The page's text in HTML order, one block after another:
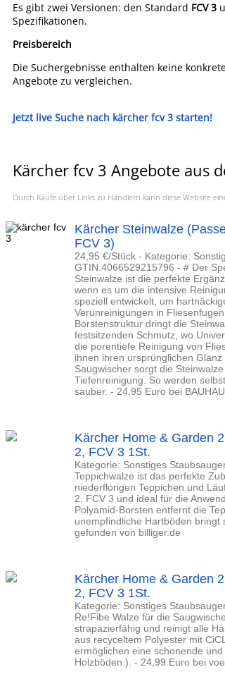
Es gibt zwei Versionen: den Standard FCV 3
Spezifikationen.
Preisbereich
Die Suchergebnisse enthalten keine
Angebote zu vergleichen.
Jetzt live Suche nach kärcher fcv 3 starten!
Kärcher fcv 3 Angebote aus
Durch Käufe über Links zu Händlern kann diese Website
Kärcher Steinwalze
FCV 3)
24,95 €/Stück - Kategorie:
GTIN:4066529215796 - # Der
Steinwalze ist die perfekte
wenn es um die intensive
speziell entwickelt, um
Verunreinigungen in
Borstenstruktur dringt die
festsitzenden Schmutz, wo
die porentiefe Reinigung von
ihnen ihren ursprünglichen
Saugwischer sorgt die
Tiefenreinigung. So werden
sauber. - 24,95 Euro bei
Kärcher Home & Garden
2, FCV 3 1St.
Kategorie: Sonstiges
Teppichwalze ist das perfekte
niederflorigen Teppichen und
2, FCV 3 und ideal für die
Polyamid-Borsten entfernt die
unempfindliche Hartböden
gefunden von billiger.de
Kärcher Home & Garden
2, FCV 3 1St.
Kategorie: Sonstiges
Re!Fibe Walze für die
strapazierfähig und reinigt alle
aus recyceltem Polyester mit
ermöglichen eine schonende
Holzböden.). - 24,99 Euro bei